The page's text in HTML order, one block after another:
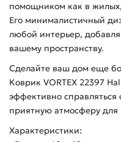
помощником как в
Его минималистичный
любой интерьер,
вашему пространству.
Сделайте ваш дом еще
Коврик VORTEX 22397
эффективно справляться
приятную атмосферу для
Характеристики: